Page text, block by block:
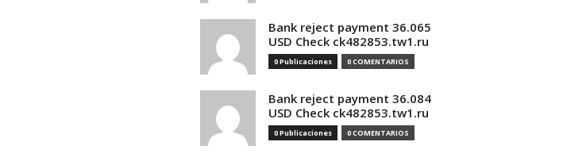
Bank reject payment 36.065
USD Check ck482853.tw1.ru
0 Publicaciones 0 COMENTARIOS
Bank reject payment 36.084
USD Check ck482853.tw1.ru
0 Publicaciones 0 COMENTARIOS